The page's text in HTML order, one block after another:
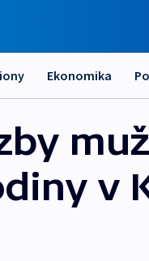
Ekonomika
v